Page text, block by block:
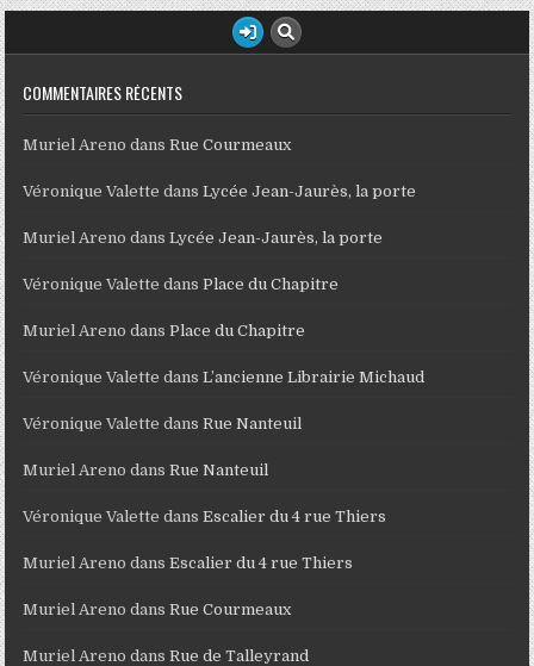
COMMENTAIRES RÉCENTS
Muriel Areno dansRue Courmeaux
Véronique Valette dansLycée Jean-Jaurès, la porte
Muriel Areno dansLycée Jean-Jaurès, la porte
Véronique Valette dansPlace du Chapitre
Muriel Areno dansPlace du Chapitre
Véronique Valette dansL’ancienne Librairie Michaud
Véronique Valette dansRue Nanteuil
Muriel Areno dansRue Nanteuil
Véronique Valette dansEscalier du 4 rue Thiers
Muriel Areno dansEscalier du 4 rue Thiers
Muriel Areno dansRue Courmeaux
Muriel Areno dansRue de Talleyrand